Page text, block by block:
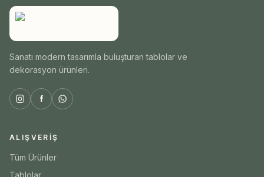
Sanatı modern tasarımla buluşturan tablolar ve
dekorasyon ürünleri.
ALIŞVERIŞ
Tüm Ürünler
Tablolar